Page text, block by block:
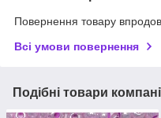
Повернення товару
Всі умови повернення
Подібні товари